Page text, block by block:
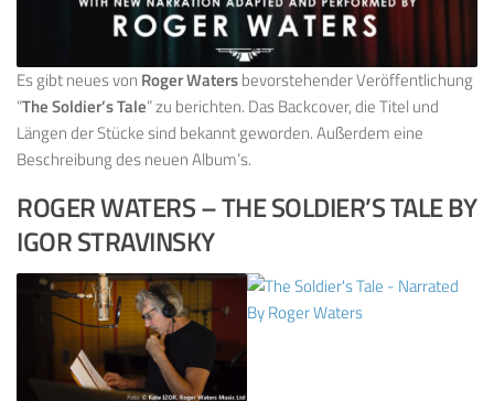
Es gibt neues von Roger Watersbevorstehender Veröffentlichung
“The Soldier’s Tale” zu berichten. Das Backcover, die Titel und
Längen der Stücke sind bekannt geworden. Außerdem eine
Beschreibung des neuen Album’s.
ROGER WATERS – THE SOLDIER’S TALE BY
IGOR STRAVINSKY